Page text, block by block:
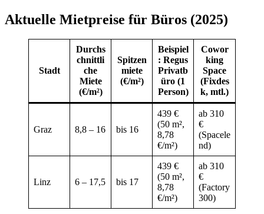
Aktuelle Mietpreise für Büros (2025)
Stadt
Durchs
chnittli
che
Miete
(€/m²)
Spitzen
miete
(€/m²)
Beispiel
: Regus
Privatb
üro (1
Person)
Cowor
king
Space
(Fixdes
k, mtl.)
Graz 8,8 – 16 bis 16
439 €
(50 m²,
8,78
€/m²)
ab 310
€
(Spacele
nd)
Linz 6 – 17,5 bis 17
439 €
(50 m²,
8,78
€/m²)
ab 310
€
(Factory
300)